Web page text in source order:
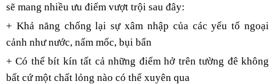
sẽ mang nhiều ưu điểm vượt trội sau đây:
+ Khả năng chống lại sự xâm nhập của các yếu tố ngoại
cảnh như nước, nấm mốc, bụi bẩn
+ Có thể bít kín tất cả những điểm hở trên tường đê không
bất cứ một chất lỏng nào có thể xuyên qua